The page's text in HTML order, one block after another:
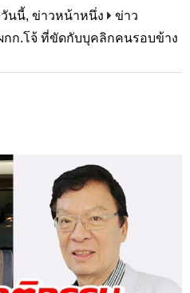
นนี้, ข่าวหน้าหนึ่ง
ข่าว
กก.โจ้ ที่ขัดกับบุคลิกคนรอบข้าง